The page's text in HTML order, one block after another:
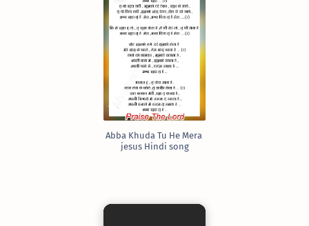
Abba Khuda Tu He Mera
jesus Hindi song